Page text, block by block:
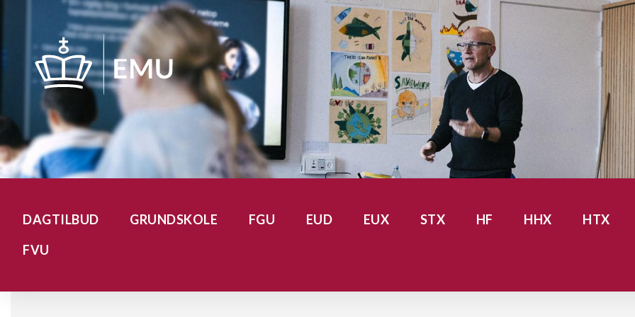
hovedindhold
DAGTILBUD GRUNDSKOLE FGU EUD EUX STX HF HHX
HTX
FVU